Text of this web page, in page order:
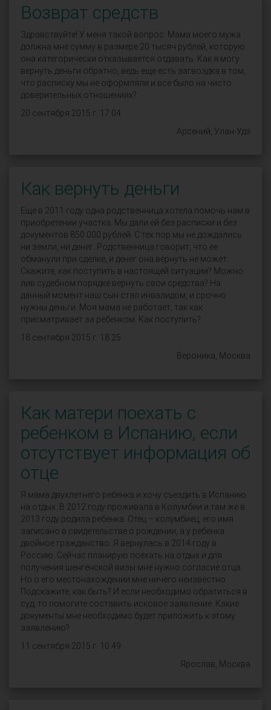
Возврат средств
Здравствуйте! У меня такой вопрос. Мама моего мужа
должна мне сумму в размере 20 тысяч рублей, которую
она категорически отказывается отдавать. Как я могу
вернуть деньги обратно, ведь еще есть загвоздка в том,
что расписку мы не оформляли и все было на чисто
доверительных отношениях?
20 сентября 2015 г. 17:04
Арсений, Улан-Удэ
Как вернуть деньги
Еще в 2011 году одна родственница хотела помочь нам в
приобретении участка. Мы дали ей без расписки и без
документов 850 000 рублей. С тех пор мы не дождались
ни земли, ни денег. Родственница говорит, что ее
обманули при сделке, и денег она вернуть не может.
Скажите, как поступить в настоящей ситуации? Можно
лив судебном порядке вернуть свои средства? На
данный момент наш сын стал инвалидом, и срочно
нужны деньги. Моя мама не работает, так как
присматривает за ребенком. Как поступить?
18 сентября 2015 г. 18:25
Вероника, Москва
Как матери поехать с
ребенком в Испанию, если
отсутствует информация об
отце
Я мама двухлетнего ребенка и хочу съездить в Испанию
на отдых. В 2012 году проживала в Колумбии и там же в
2013 году родила ребенка. Отец – колумбиец, его имя
записано в свидетельстве о рождении, а у ребенка
двойное гражданство. Я вернулась в 2014 году в
Россию. Сейчас планирую поехать на отдых и для
получения шенгенской визы мне нужно согласие отца.
Но о его местонахождении мне ничего неизвестно.
Подскажите, как быть? И если необходимо обратиться в
суд, то помогите составить исковое заявление. Какие
документы мне необходимо будет приложить к этому
заявлению?
11 сентября 2015 г. 10:49
Ярослав, Москва